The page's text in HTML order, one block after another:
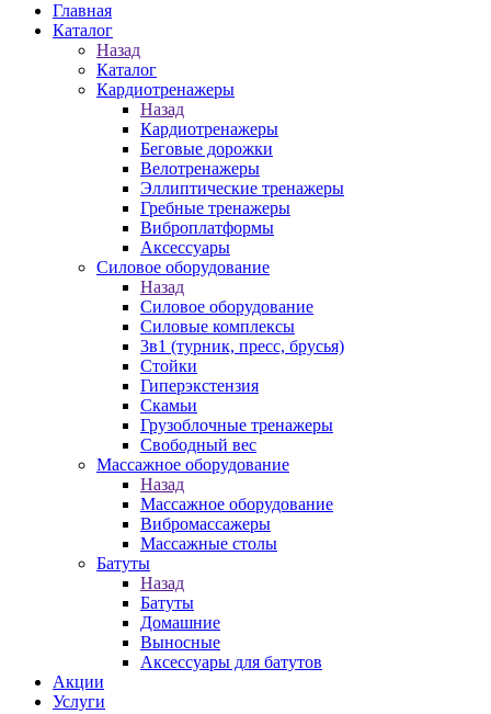
Главная
Каталог
Назад
Каталог
Кардиотренажеры
Назад
Кардиотренажеры
Беговые дорожки
Велотренажеры
Эллиптические тренажеры
Гребные тренажеры
Виброплатформы
Аксессуары
Силовое оборудование
Назад
Силовое оборудование
Силовые комплексы
3в1 (турник, пресс, брусья)
Стойки
Гиперэкстензия
Скамьи
Грузоблочные тренажеры
Свободный вес
Массажное оборудование
Назад
Массажное оборудование
Вибромассажеры
Массажные столы
Батуты
Назад
Батуты
Домашние
Выносные
Аксессуары для батутов
Акции
Услуги